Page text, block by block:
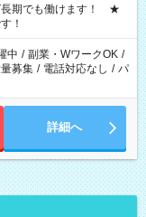
地により実働時間が異
な場合も遠慮なくご相
長期でも働けます！ ★
！
中 / 副業・WワークOK /
募集 / 電話対応なし / パ
詳細へ